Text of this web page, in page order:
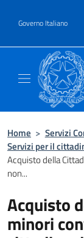
Governo Italiano
Home > Servizi
Servizi per il
Acquisto della
non...
Acquisto
minori